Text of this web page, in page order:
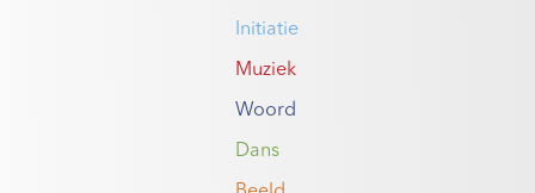
Initiatie
Muziek
Woord
Dans